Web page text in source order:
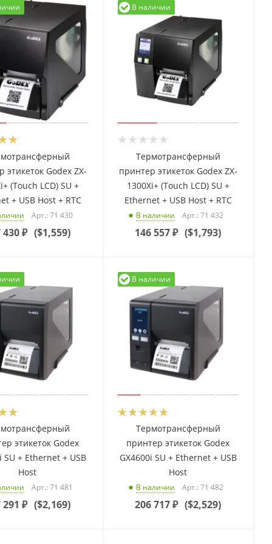
этикеток Godex ZX-
(Touch LCD) SU +
+ USB Host + RTC
Арт.: 71 430
430₽ ($1,559)
В наличии
Термотрансферный
принтер этикеток Godex ZX-
1300Xi+ (Touch LCD) SU +
Ethernet + USB Host + RTC
В наличии Арт.: 71 432
146 557₽ ($1,793)
этикеток Godex
SU + Ethernet + USB
Host
Арт.: 71 481
291 ₽ ($2,169)
В наличии
Термотрансферный
принтер этикеток Godex
GX4600i SU + Ethernet + USB
Host
В наличии Арт.: 71 482
206 717₽ ($2,529)